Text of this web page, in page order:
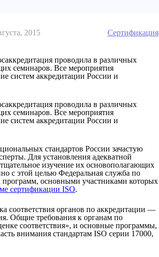
2015 Сертификация
проводила в различных
семинаров. Все мероприятия
систем аккредитации России и
проводила в различных
семинаров. Все мероприятия
систем аккредитации России и
стандартов России зачастую
Для установления адекватной
изучение их основополагающих
с этой целью Федеральная служба по
программ, основными участниками которых
сертификации ISO.
соответствия органов по аккредитации —
Общие требования к органам по
соответствия», и основные программы,
внимания стандартам ISO серии 17000,